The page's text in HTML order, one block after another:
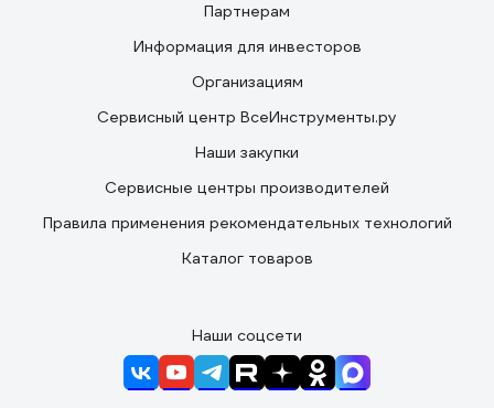
Партнерам
Информация для инвесторов
Организациям
Сервисный центр ВсеИнструменты.ру
Наши закупки
Сервисные центры производителей
Правила применения рекомендательных технологий
Каталог товаров
Наши соцсети